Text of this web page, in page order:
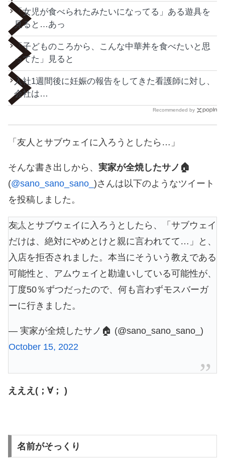
「女児が食べられたみたいになってる」ある遊具を
見ると…あっ
「子どものころから、こんな中華丼を食べたいと思
ってた」見ると
入社1週間後に妊娠の報告をしてきた看護師に対し、
会社は…
Recommended by
「友人とサブウェイに入ろうとしたら…」
そんな書き出しから、 実家が全焼したサノ🏠
(@sano_sano_sano_ )さんは以下のようなツイート
を投稿しました。
友人とサブウェイに入ろうとしたら、「サブウェイ
だけは、絶対にやめとけと親に言われてて…」と、
入店を拒否されました。本当にそういう教えである
可能性と、アムウェイと勘違いしている可能性が、
丁度50％ずつだったので、何も言わずモスバーガ
ーに行きました。
— 実家が全焼したサノ🏠 (@sano_sano_sano_)
October 15, 2022
えええ(；∀； )
名前がそっくり